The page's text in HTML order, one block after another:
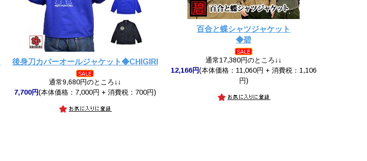
後身刀カバーオールジャケット◆CHIGIRI
通常9,680円のところ↓↓
7,700円(本体価格：7,000円 + 消費税：700円)
百合と蝶シャツジャケット
◆碧
通常17,380円のところ↓↓
12,166円(本体価格：11,060円 + 消費税：1,106
円)